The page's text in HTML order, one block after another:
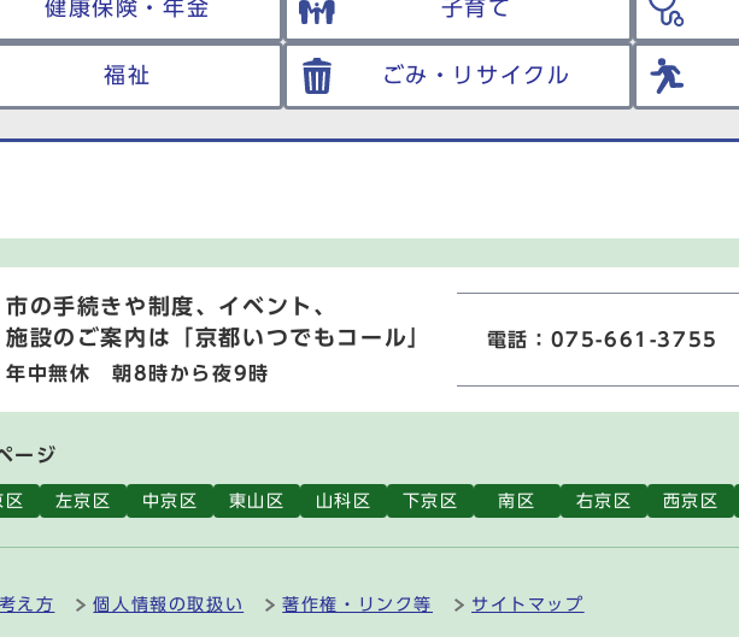
健康保険・年金 子育て
福祉 ごみ・リサイクル
市の手続きや制度、イベント、
施設のご案内は
「京都いつでもコール」
年中無休 朝8時から夜9時
電話：075-661-3755
ージ
区 左京区 中京区 東山区 山科区 下京区 南区 右京区 西京区
え方 個人情報の取扱い 著作権・リンク等 サイトマップ